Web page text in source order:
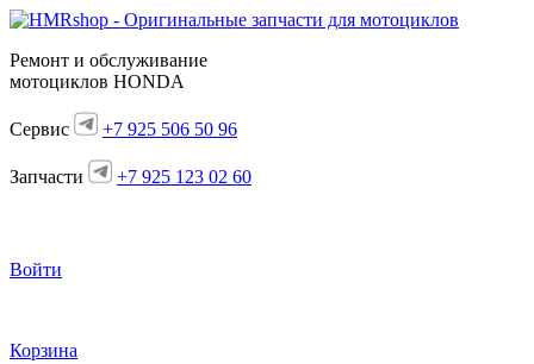
Ремонт и обслуживание
мотоциклов HONDA
Сервис +7 925 506 50 96
Запчасти +7 925 123 02 60
Войти
Корзина